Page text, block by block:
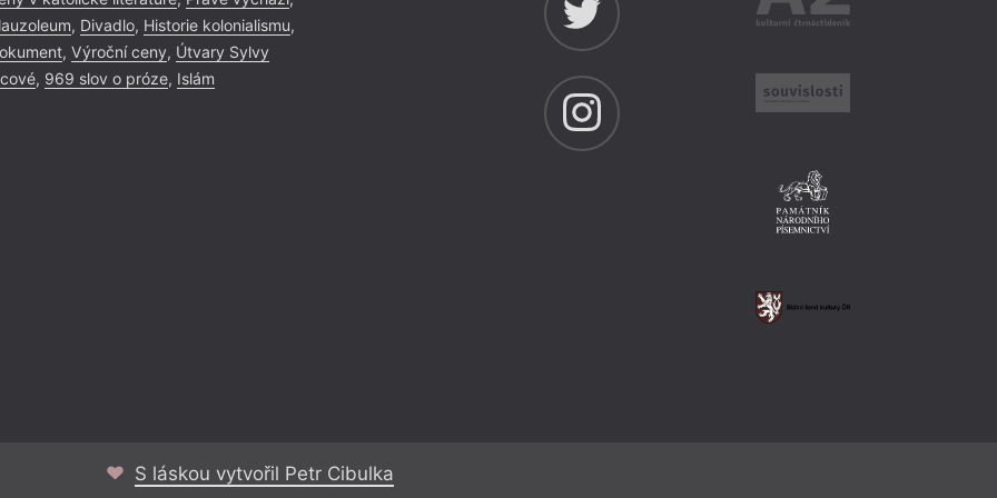
, Divadlo, Historie kolonialismu,
, Výroční ceny, Útvary Sylvy
, 969 slov o próze, Islám
S láskou vytvořil Petr Cibulka